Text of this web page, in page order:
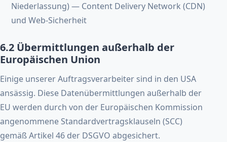
Niederlassung) — Content Delivery Network (CDN)
und Web-Sicherheit
6.2 Übermittlungen außerhalb der
Europäischen Union
Einige unserer Auftragsverarbeiter sind in den USA
ansässig. Diese Datenübermittlungen außerhalb der
EU werden durch von der Europäischen Kommission
angenommene Standardvertragsklauseln (SCC)
gemäß Artikel 46 der DSGVO abgesichert.